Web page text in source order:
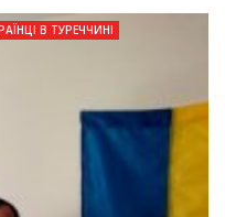
В ТУРЕЧЧИНІ